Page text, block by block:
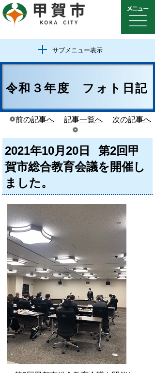
サブメニュー表示
令和３年度 フォト日記
前の記事へ 記事一覧へ 次の記事へ
2021年10月20日
第2回甲
賀市総合教育会議を開催し
ました。